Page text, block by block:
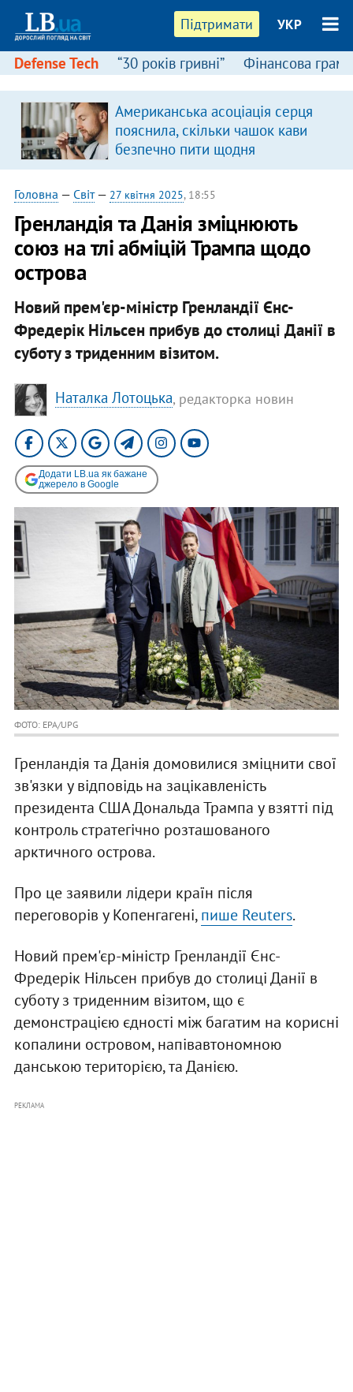
Підтримати УКР
Defense Tech “30 років гривні” Фінансова
Американська асоціація серця
пояснила, скільки чашок кави
безпечно пити щодня
Головна — Світ— 27 квітня 2025, 18:55
Гренландія та Данія зміцнюють
союз на тлі абміцій Трампа щодо
острова
Новий прем'єр-міністр Гренландії Єнс-
Фредерік Нільсен прибув до столиці Данії в
суботу з триденним візитом.
Наталка Лотоцька, редакторка новин
Додати LB.ua як бажане
джерело в Google
ФОТО: EPA/UPG
Гренландія та Данія домовилися зміцнити свої
зв'язки у відповідь на зацікавленість
президента США Дональда Трампа у взятті під
контроль стратегічно розташованого
арктичного острова.
Про це заявили лідери країн після
переговорів у Копенгагені,пише Reuters.
Новий прем'єр-міністр Гренландії Єнс-
Фредерік Нільсен прибув до столиці Данії в
суботу з триденним візитом, що є
демонстрацією єдності між багатим на корисні
копалини островом, напівавтономною
данською територією, та Данією.
РЕКЛАМА